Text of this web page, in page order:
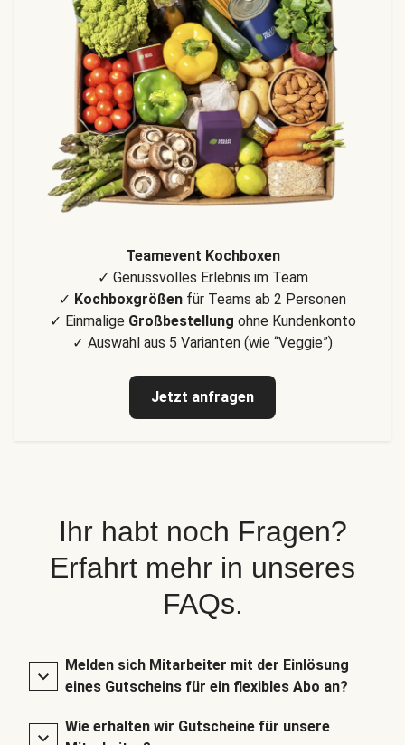
Teamevent Kochboxen
✓ Genussvolles Erlebnis im Team
✓ Kochboxgrößen für Teams ab 2 Personen
✓ Einmalige Großbestellung ohne Kundenkonto
✓ Auswahl aus 5 Varianten (wie “Veggie”)
Jetzt anfragen
Ihr habt noch Fragen?
Erfahrt mehr in unseres
FAQs.
Melden sich Mitarbeiter mit der Einlösung
eines Gutscheins für ein flexibles Abo an?
Wie erhalten wir Gutscheine für unsere